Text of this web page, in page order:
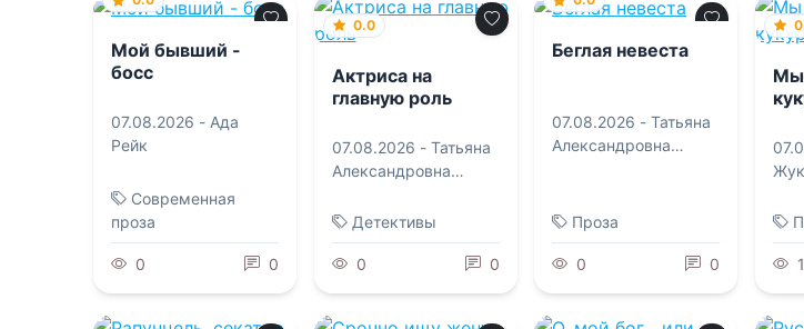
Мой бывший -
босс
07.08.2026 - Ада
Рейк
Современная
проза
0 0
0.0
Актриса на
главную роль
07.08.2026 - Татьяна
Александровна
Детективы
0 0
Беглая невеста
07.08.2026 -Татьяна
Александровна
Проза
0 0
Мы
1